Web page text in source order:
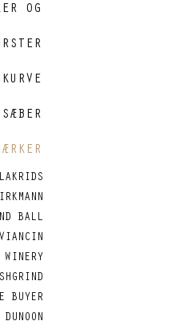
OG
BALL
WINERY
BUYER
DUNOON